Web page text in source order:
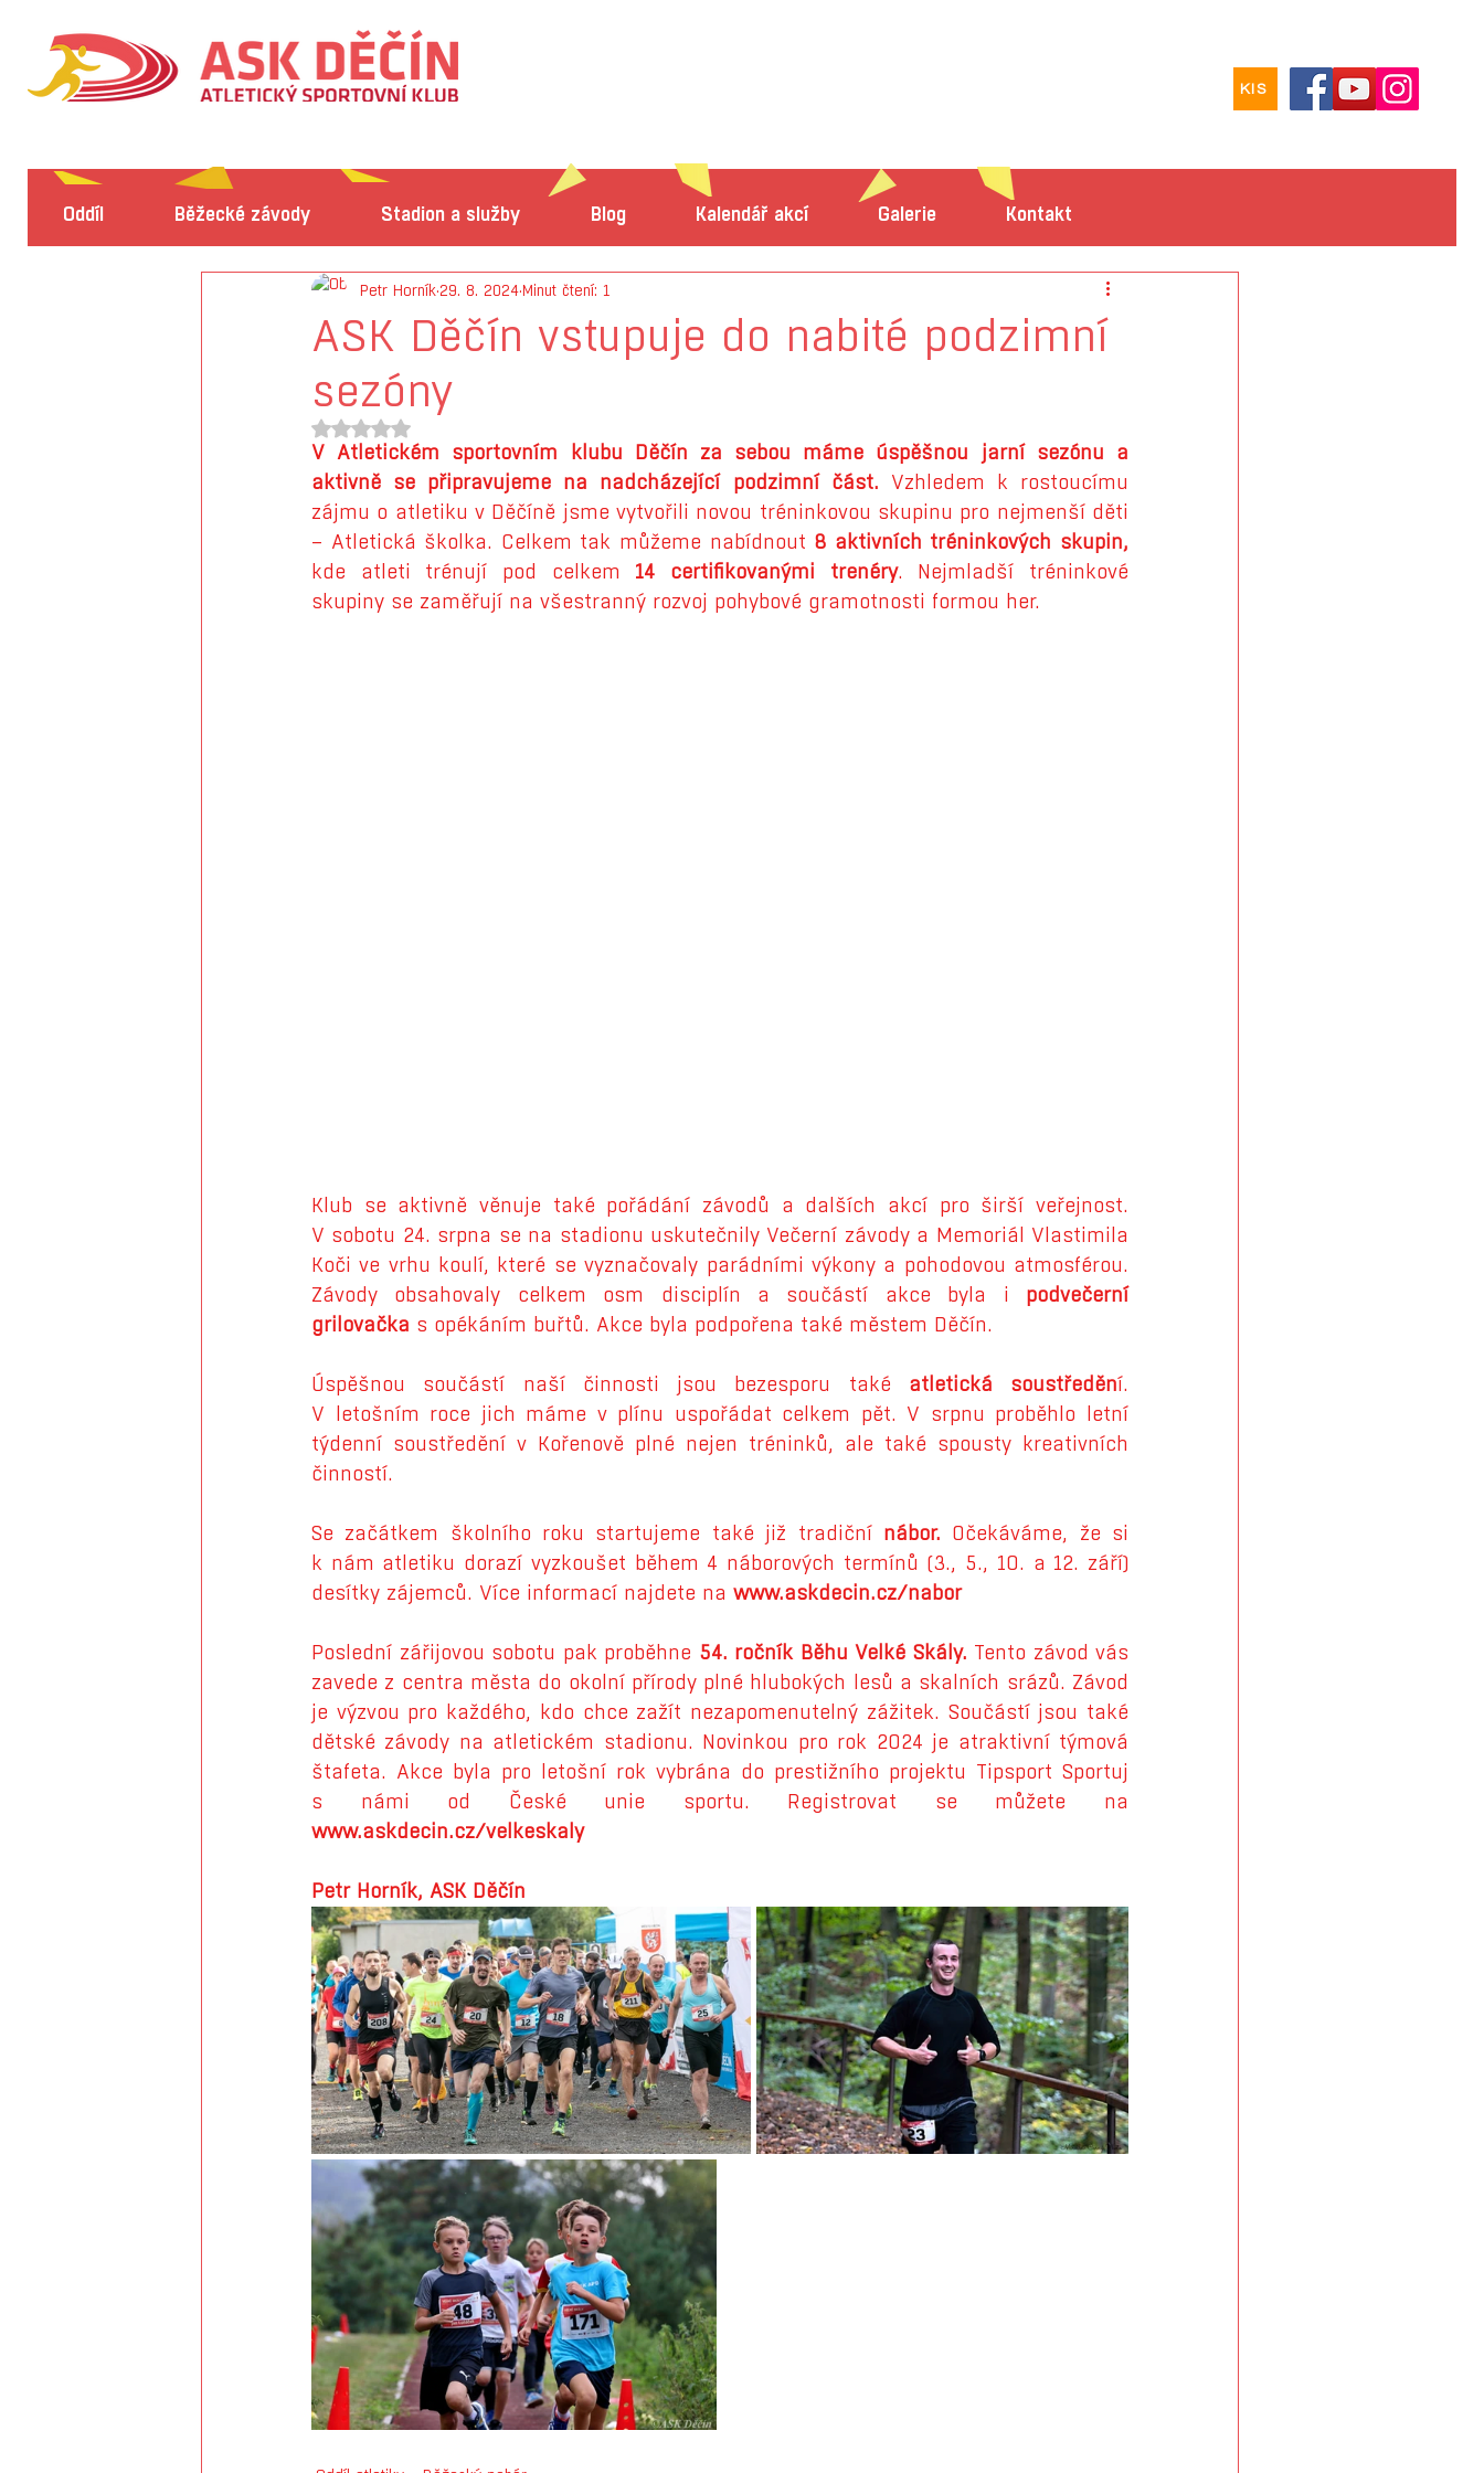
KIS
Oddíl Běžecké závody Stadion a služby Blog Kalendář akcí Galerie Kontakt
ASK Děčín vstupuje do nabité podzimní
sezóny
Petr Horník 29. 8. 2024 Minut čtení: 1
Hodnoceno NaN z 5 hvězdiček.
V Atletickém sportovním klubu Děčín za sebou máme úspěšnou jarní sezónu a
aktivně se připravujeme na nadcházející podzimní část. Vzhledem k rostoucímu
zájmu o atletiku v Děčíně jsme vytvořili novou tréninkovou skupinu pro nejmenší děti
– Atletická školka. Celkem tak můžeme nabídnout 8 aktivních tréninkových skupin,
kde atleti trénují pod celkem 14 certifikovanými trenéry. Nejmladší tréninkové
skupiny se zaměřují na všestranný rozvoj pohybové gramotnosti formou her.
Klub se aktivně věnuje také pořádání závodů a dalších akcí pro širší veřejnost.
V sobotu 24. srpna se na stadionu uskutečnily Večerní závody a Memoriál Vlastimila
Koči ve vrhu koulí, které se vyznačovaly parádními výkony a pohodovou atmosférou.
Závody obsahovaly celkem osm disciplín a součástí akce byla i podvečerní
grilovačka s opékáním buřtů. Akce byla podpořena také městem Děčín.
Úspěšnou součástí naší činnosti jsou bezesporu také atletická soustředění.
V letošním roce jich máme v plínu uspořádat celkem pět. V srpnu proběhlo letní
týdenní soustředění v Kořenově plné nejen tréninků, ale také spousty kreativních
činností.
Se začátkem školního roku startujeme také již tradiční nábor. Očekáváme, že si
k nám atletiku dorazí vyzkoušet během 4 náborových termínů (3., 5., 10. a 12. září)
desítky zájemců. Více informací najdete na www.askdecin.cz/nabor
Poslední zářijovou sobotu pak proběhne 54. ročník Běhu Velké Skály. Tento závod vás
zavede z centra města do okolní přírody plné hlubokých lesů a skalních srázů. Závod
je výzvou pro každého, kdo chce zažít nezapomenutelný zážitek. Součástí jsou také
dětské závody na atletickém stadionu. Novinkou pro rok 2024 je atraktivní týmová
štafeta. Akce byla pro letošní rok vybrána do prestižního projektu Tipsport Sportuj
www.askdecin.cz/velkeskaly
Petr Horník, ASK Děčín